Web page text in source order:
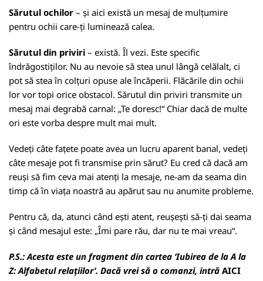
Sărutul ochilor – și aici există un mesaj de mulțumire
pentru ochii care-ți luminează calea.
Sărutul din priviri – există. Îl vezi. Este specific
îndrăgostiților. Nu au nevoie să stea unul lângă celălalt, ci
pot să stea în colțuri opuse ale încăperii. Flăcările din ochii
lor vor topi orice obstacol. Sărutul din priviri transmite un
mesaj mai degrabă carnal: „Te doresc!“ Chiar dacă de multe
ori este vorba despre mult mai mult.
Vedeți câte fațete poate avea un lucru aparent banal, vedeți
câte mesaje pot fi transmise prin sărut? Eu cred că dacă am
reuși să fim ceva mai atenți la mesaje, ne-am da seama din
timp că în viața noastră au apărut sau nu anumite probleme.
Pentru că, da, atunci când ești atent, reușești să-ți dai seama
și când mesajul este: „Îmi pare rău, dar nu te mai vreau“.
P.S.: Acesta este un fragment din cartea ‘Iubirea de la A la
Z: Alfabetul relațiilor’. Dacă vrei să o comanzi, intră AICI